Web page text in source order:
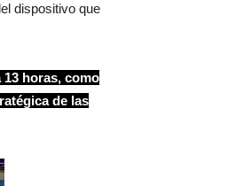
dispositivo que
horas, como
de las